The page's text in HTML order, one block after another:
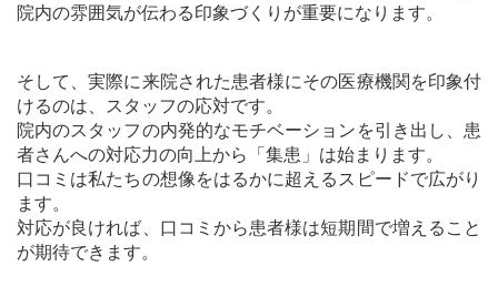
院内の雰囲気が伝わる印象づくりが重要になります。
そして、実際に来院された患者様にその医療機関を印象付
けるのは、スタッフの応対です。
院内のスタッフの内発的なモチベーションを引き出し、患
者さんへの対応力の向上から「集患」は始まります。
口コミは私たちの想像をはるかに超えるスピードで広がり
ます。
対応が良ければ、口コミから患者様は短期間で増えること
が期待できます。